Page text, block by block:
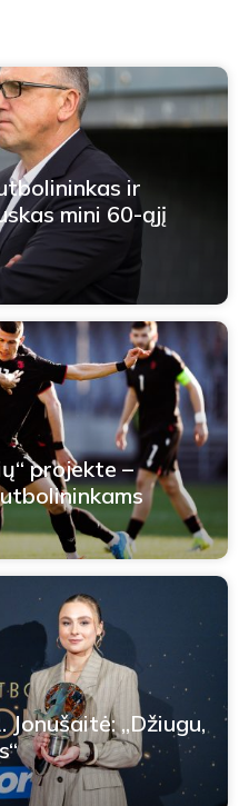
ir
mini 60-ąjį
projekte –
„Džiugu,